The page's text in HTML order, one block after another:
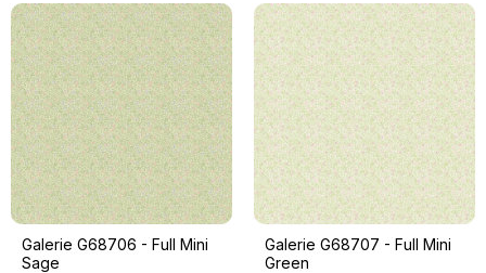
Galerie G68706 - Full Mini
Sage
Galerie G68707 - Full Mini
Green